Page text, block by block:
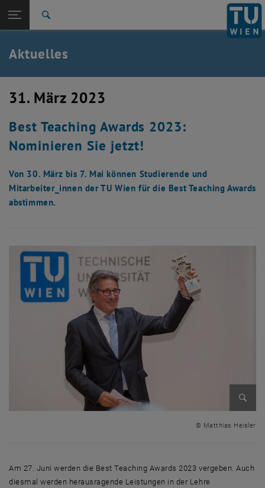
TU Login
Quicklinks
Quicklinks-Menü umschalten
Studium
Karriere
Zurück: Subseiten von Lehren an der TUW auflisten
Zurück zur letzten Ebene:
Lehren an der TUW
Aktuelles
Aktuelles
31. März 2023
Best Teaching Awards 2023:
Nominieren Sie jetzt!
Von 30. März bis 7. Mai können Studierende und
Mitarbeiter_innen der TU Wien für die Best Teaching Awards
abstimmen.
© Matthias Heisler
Am 27. Juni werden die Best Teaching Awards 2023 vergeben. Auch
diesmal werden herausragende Leistungen in der Lehre